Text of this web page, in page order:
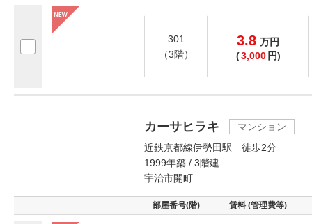
301
（3階）
3.8 万円
(3,000 円)
カーサヒラキ
マンション
近鉄京都線伊勢田駅 徒歩2分
1999年築 / 3階建
宇治市開町
部屋番号(階) 賃料 (管理費等)